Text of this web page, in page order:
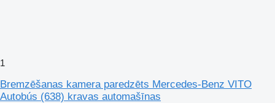
1
Bremzēšanas kamera paredzēts Mercedes-Benz VITO
Autobús (638) kravas automašīnas